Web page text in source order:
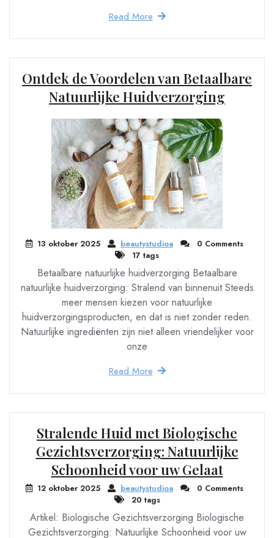
Read More
Ontdek de Voordelen van Betaalbare
Natuurlijke Huidverzorging
13 oktober 2025 beautystudioa
0 Comments
17 tags
Betaalbare natuurlijke huidverzorging Betaalbare
natuurlijke huidverzorging: Stralend van binnenuit Steeds
meer mensen kiezen voor natuurlijke
huidverzorgingsproducten, en dat is niet zonder reden.
Natuurlijke ingrediënten zijn niet alleen vriendelijker voor
onze
Read More
Stralende Huid met Biologische
Gezichtsverzorging: Natuurlijke
Schoonheid voor uw Gelaat
12 oktober 2025 beautystudioa
0 Comments
20 tags
Artikel: Biologische Gezichtsverzorging Biologische
Gezichtsverzorging: Natuurlijke Schoonheid voor uw